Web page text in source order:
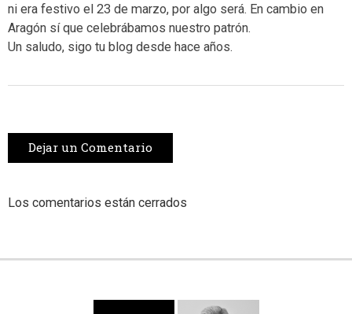
ni era festivo el 23 de marzo, por algo será. En cambio en
Aragón sí que celebrábamos nuestro patrón.
Un saludo, sigo tu blog desde hace años.
Dejar un Comentario
Los comentarios están cerrados